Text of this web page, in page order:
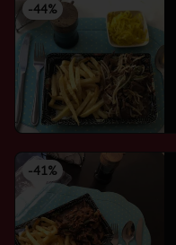
-44%
-41%